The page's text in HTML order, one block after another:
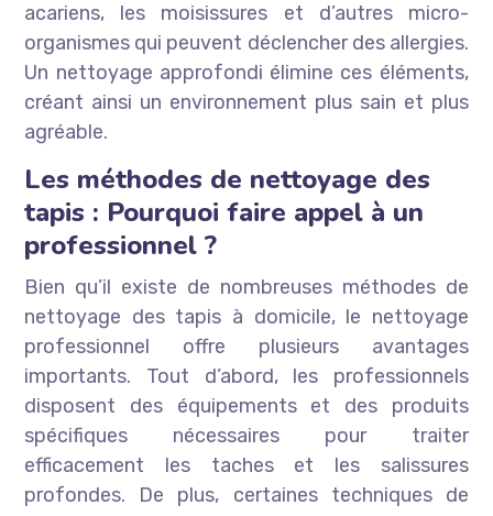
acariens, les moisissures et d’autres micro-
organismes qui peuvent déclencher des allergies.
Un nettoyage approfondi élimine ces éléments,
créant ainsi un environnement plus sain et plus
agréable.
Les méthodes de nettoyage des
tapis : Pourquoi faire appel à un
professionnel ?
Bien qu’il existe de nombreuses méthodes de
nettoyage des tapis à domicile, le nettoyage
professionnel offre plusieurs avantages
importants. Tout d’abord, les professionnels
disposent des équipements et des produits
spécifiques nécessaires pour traiter
efficacement les taches et les salissures
profondes. De plus, certaines techniques de